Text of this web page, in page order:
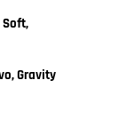
Soft,
Gravity